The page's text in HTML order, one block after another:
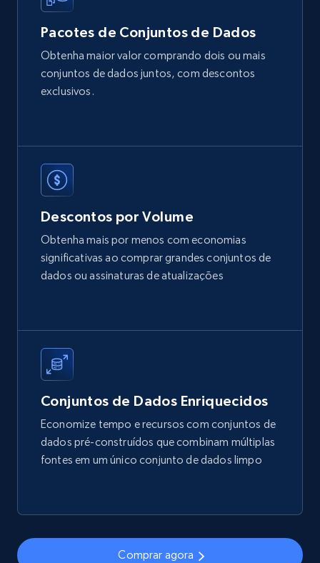
Etsy
price, and more.
eCommerce
322+
price, Final price, Final price high, Currency, and
more.
254+ Buy Now
price, Currency, Sold, and more.
Pacotes de Conjuntos de Dados
Obtenha maior valor comprando dois ou mais
conjuntos de dados juntos, com descontos
exclusivos.
Descontos por Volume
Obtenha mais por menos com economias
significativas ao comprar grandes conjuntos de
dados ou assinaturas de atualizações
Conjuntos de Dados Enriquecidos
Economize tempo e recursos com conjuntos de
dados pré-construídos que combinam múltiplas
fontes em um único conjunto de dados limpo
Comprar agora